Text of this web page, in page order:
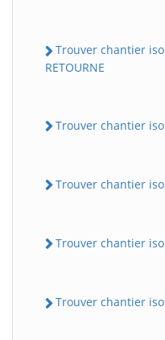
Trouver chantier
RETOURNE
Trouver chantier
Trouver chantier
Trouver chantier
Trouver chantier